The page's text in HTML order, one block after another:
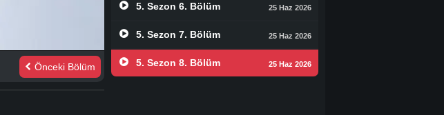
Önceki Bölüm
5. Sezon 6. Bölüm 25 Haz 2026
5. Sezon 7. Bölüm 25 Haz 2026
5. Sezon 8. Bölüm 25 Haz 2026